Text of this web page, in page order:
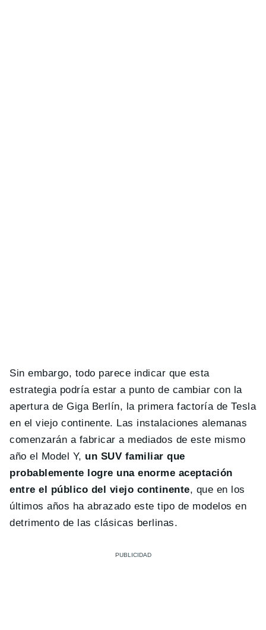
Sin embargo, todo parece indicar que esta
estrategia podría estar a punto de cambiar con la
apertura de Giga Berlín, la primera factoría de Tesla
en el viejo continente. Las instalaciones alemanas
comenzarán a fabricar a mediados de este mismo
año el Model Y, un SUV familiar que
probablemente logre una enorme aceptación
entre el público del viejo continente, que en los
últimos años ha abrazado este tipo de modelos en
detrimento de las clásicas berlinas.